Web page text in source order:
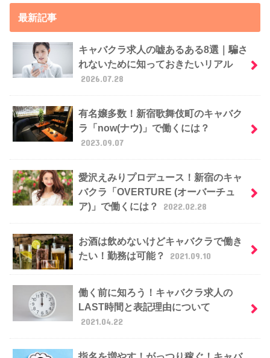
最新記事
キャバクラ求人の嘘あるある8選｜騙さ
れないために知っておきたいリアル
2026.07.28
有名嬢多数！新宿歌舞伎町のキャバク
ラ「now(ナウ)」で働くには？
2023.09.07
愛沢えみりプロデュース！新宿のキャ
バクラ「OVERTURE (オーバーチュ
ア)」で働くには？
2022.02.28
お酒は飲めないけどキャバクラで働き
たい！勤務は可能？
2021.09.10
働く前に知ろう！キャバクラ求人の
LAST時間と表記理由について
2021.04.22